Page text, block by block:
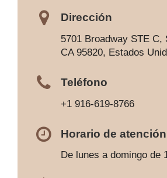
Dirección
5701 Broadway STE C,
CA 95820, Estados
Teléfono
+1 916-619-8766
Horario de atención
De lunes a domingo de